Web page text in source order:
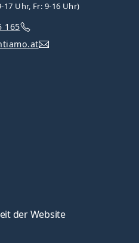
17 Uhr, Fr: 9-16 Uhr)
165
der Website